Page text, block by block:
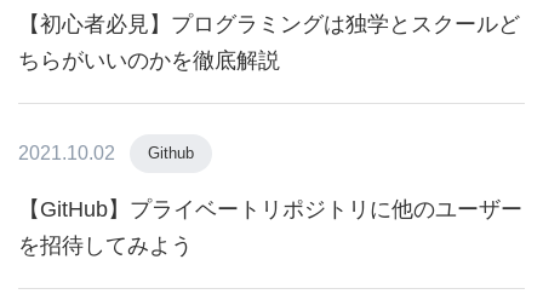
【初心者必見】プログラミングは独学とスクールど
ちらがいいのかを徹底解説
2021.10.02 Github
【GitHub】プライベートリポジトリに他のユーザー
を招待してみよう